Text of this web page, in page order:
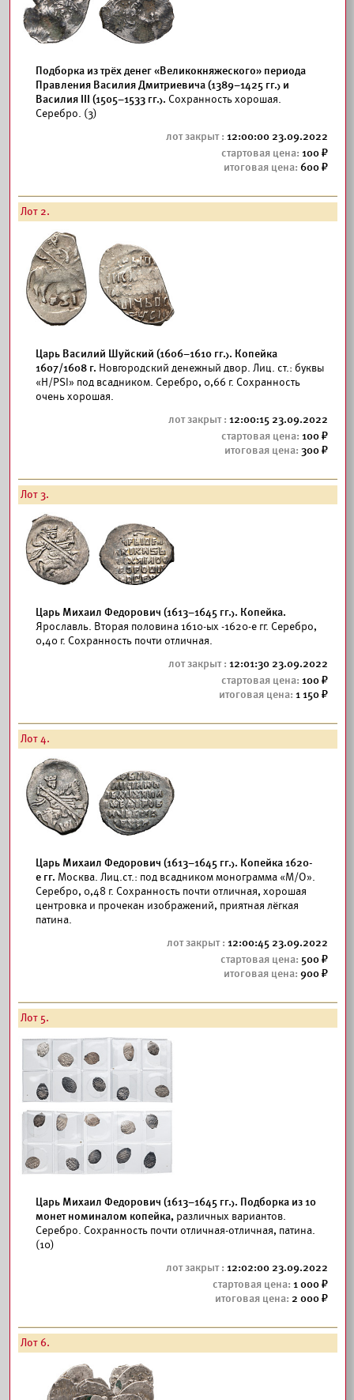
Подборка из трёх денег «Великокняжеского» периода
Правления Василия Дмитриевича (1389–1425 гг.) и
Василия III (1505–1533 гг.). Сохранность хорошая.
Серебро. (3)
12:00:00 23.09.2022
100
600
Лот 2.
Царь Василий Шуйский (1606–1610 гг.). Копейка
1607/1608 г. Новгородский денежный двор. Лиц. ст.: буквы
«Н/РSI» под всадником. Серебро, 0,66 г. Сохранность
очень хорошая.
12:00:15 23.09.2022
100
300
Лот 3.
Царь Михаил Федорович (1613–1645 гг.). Копейка.
Ярославль. Вторая половина 1610-ых -1620-е гг. Серебро,
0,40 г. Сохранность почти отличная.
12:01:30 23.09.2022
100
1 150
Лот 4.
Царь Михаил Федорович (1613–1645 гг.). Копейка 1620-
е гг. Москва. Лиц.ст.: под всадником монограмма «М/О».
Серебро, 0,48 г. Сохранность почти отличная, хорошая
центровка и прочекан изображений, приятная лёгкая
патина.
12:00:45 23.09.2022
500
900
Лот 5.
Царь Михаил Федорович (1613–1645 гг.). Подборка из 10
монет номиналом копейка, различных вариантов.
Серебро. Сохранность почти отличная-отличная, патина.
(10)
12:02:00 23.09.2022
1 000
2 000
Лот 6.